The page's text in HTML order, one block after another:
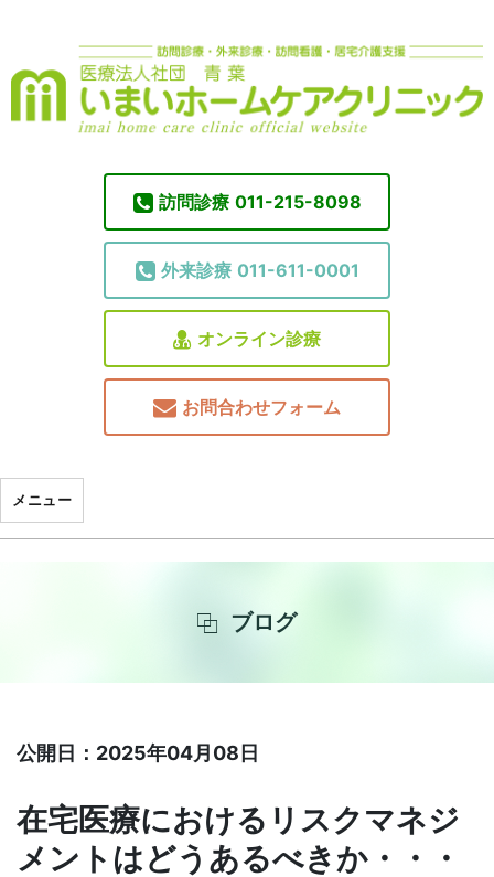
訪問診療 011-215-8098
外来診療 011-611-0001
オンライン診療
お問合わせフォーム
メニュー
ブログ
公開日：2025年04月08日
在宅医療におけるリスクマネジ
メントはどうあるべきか・・・